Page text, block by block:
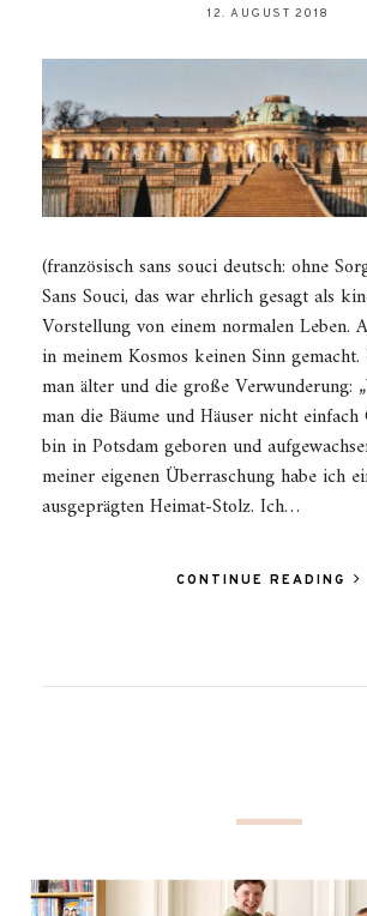
12. AUGUST 2018
(französisch sans souci deutsch: ohne
Sans Souci, das war ehrlich gesagt als
Vorstellung von einem normalen Leben.
in meinem Kosmos keinen Sinn
man älter und die große Verwunderung:
man die Bäume und Häuser nicht
bin in Potsdam geboren und
meiner eigenen Überraschung habe ich
ausgeprägten Heimat-Stolz. Ich…
CONTINUE READING